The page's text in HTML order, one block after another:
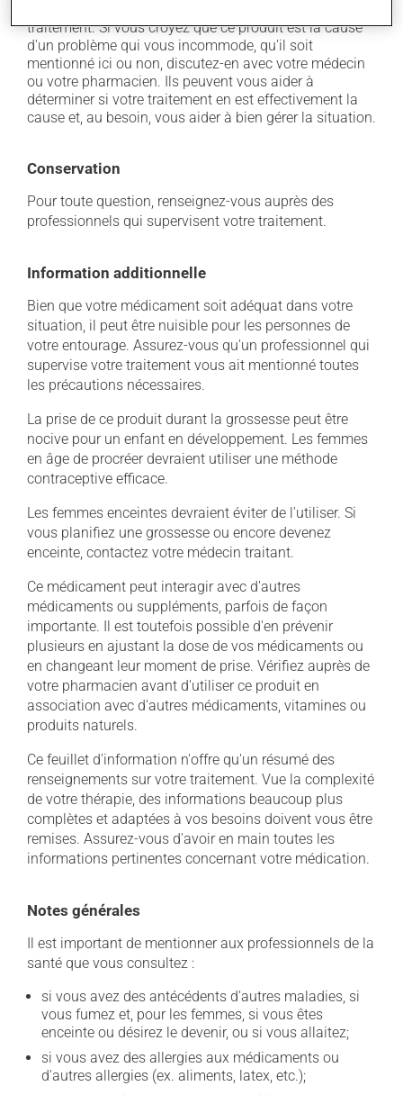
traitement. Si vous croyez que ce produit est la cause
d'un problème qui vous incommode, qu'il soit
mentionné ici ou non, discutez-en avec votre médecin
ou votre pharmacien. Ils peuvent vous aider à
déterminer si votre traitement en est effectivement la
cause et, au besoin, vous aider à bien gérer la situation.
Conservation
Pour toute question, renseignez-vous auprès des
professionnels qui supervisent votre traitement.
Information additionnelle
Bien que votre médicament soit adéquat dans votre
situation, il peut être nuisible pour les personnes de
votre entourage. Assurez-vous qu'un professionnel qui
supervise votre traitement vous ait mentionné toutes
les précautions nécessaires.
La prise de ce produit durant la grossesse peut être
nocive pour un enfant en développement. Les femmes
en âge de procréer devraient utiliser une méthode
contraceptive efficace.
Les femmes enceintes devraient éviter de l'utiliser. Si
vous planifiez une grossesse ou encore devenez
enceinte, contactez votre médecin traitant.
Ce médicament peut interagir avec d'autres
médicaments ou suppléments, parfois de façon
importante. Il est toutefois possible d'en prévenir
plusieurs en ajustant la dose de vos médicaments ou
en changeant leur moment de prise. Vérifiez auprès de
votre pharmacien avant d'utiliser ce produit en
association avec d'autres médicaments, vitamines ou
produits naturels.
Ce feuillet d'information n'offre qu'un résumé des
renseignements sur votre traitement. Vue la complexité
de votre thérapie, des informations beaucoup plus
complètes et adaptées à vos besoins doivent vous être
remises. Assurez-vous d'avoir en main toutes les
informations pertinentes concernant votre médication.
Notes générales
Il est important de mentionner aux professionnels de la
santé que vous consultez :
si vous avez des antécédents d'autres maladies, si
vous fumez et, pour les femmes, si vous êtes
enceinte ou désirez le devenir, ou si vous allaitez;
si vous avez des allergies aux médicaments ou
d'autres allergies (ex. aliments, latex, etc.);